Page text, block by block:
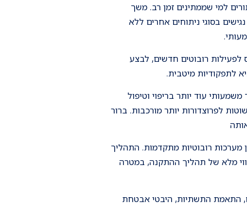
למי שממתינים זמן רב. משך
בסוגי ניתוחים אחרים ללא
רובוטים חדשים, לבצע
לתפקודיות מיטבית.
עוד יותר בריפוי וטיפול
לפרוצדורות יותר מורכבות. ברור
רובוטיות מתקדמות. התהליך
מלא של תהליך ההתקנה, במטרה
התאמת התשתיות, היבטי אבטחת